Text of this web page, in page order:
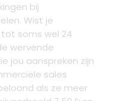
bij
Wist je
soms wel 24
wervende
jou aanspreken zijn
sales
als ze meer